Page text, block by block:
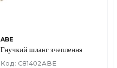
ABE
Гнучкий шланг зчеплення
Код: C81402ABE